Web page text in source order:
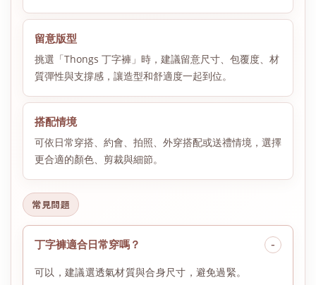
留意版型
挑選「Thongs 丁字褲」時，建議留意尺寸、包覆度、材
質彈性與支撐感，讓造型和舒適度一起到位。
搭配情境
可依日常穿搭、約會、拍照、外穿搭配或送禮情境，選擇
更合適的顏色、剪裁與細節。
常見問題
丁字褲適合日常穿嗎？
可以，建議選透氣材質與合身尺寸，避免過緊。